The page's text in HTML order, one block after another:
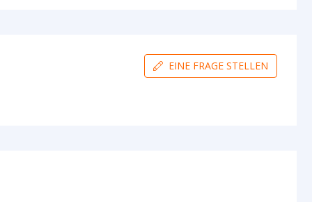
EINE FRAGE STELLEN